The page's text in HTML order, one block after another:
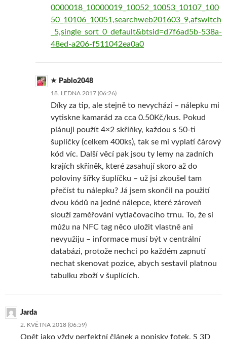
0000018_10000019_10052_10053_10107_100
50_10106_10051,searchweb201603_9,afswitch
_5,single_sort_0_default&btsid=d7f6ad5b-538a-
48ed-a206-f511042ea0a0
Pablo2048
18. LEDNA 2017 (06:26)
Díky za tip, ale stejně to nevychází – nálepku mi
vytiskne kamarád za cca 0.50Kč/kus. Pokud
plánuji použít 4×2 skříňky, každou s 50-ti
šuplíčky (celkem 400ks), tak se mi vyplatí čárový
kód víc. Další věcí pak jsou ty lemy na zadních
krajích skříněk, které zasahují skoro až do
poloviny šířky šuplíčku – už jsi zkoušel tam
přečíst tu nálepku? Já jsem skončil na použití
dvou kódů na jedné nálepce, které zároveň
slouží zaměřování vytlačovacího trnu. To, že si
můžu na NFC tag něco uložit vlastně ani
nevyužiju – informace musí být v centrální
databázi, protože nechci po každém zapnutí
nechat skenovat pozice, abych sestavil platnou
tabulku zboží v šuplících.
Jarda
2. KVĚTNA 2018 (06:59)
Opět jako vždy perfektní článek a popisky fotek. S 3D